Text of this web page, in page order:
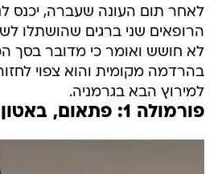
לא חושש ואומר כי מדובר בסך
בהרדמה מקומית והוא צפוי
למירוץ הבא בגרמניה.
פורמולה 1: פתאום, באטון בלחץ